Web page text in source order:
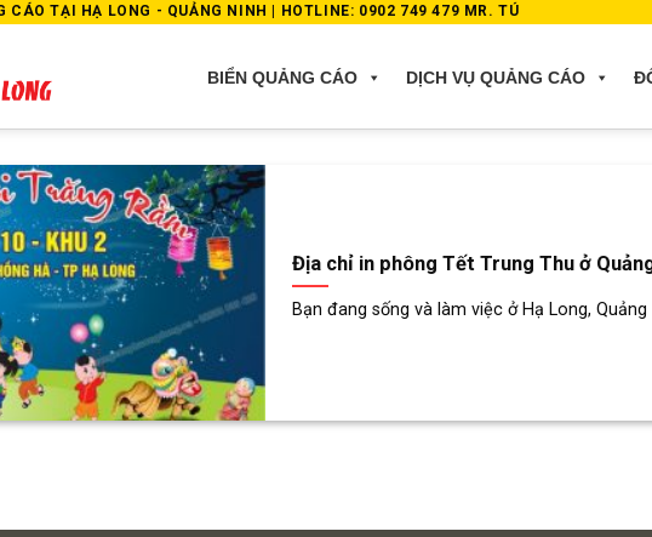
CÁO TẠI HẠ LONG - QUẢNG NINH | HOTLINE: 0902 749 479 MR. TÚ
BIỂN QUẢNG CÁO DỊCH VỤ QUẢNG CÁO
Địa chỉ in phông Tết Trung Thu ở
Bạn đang sống và làm việc ở Hạ Long,